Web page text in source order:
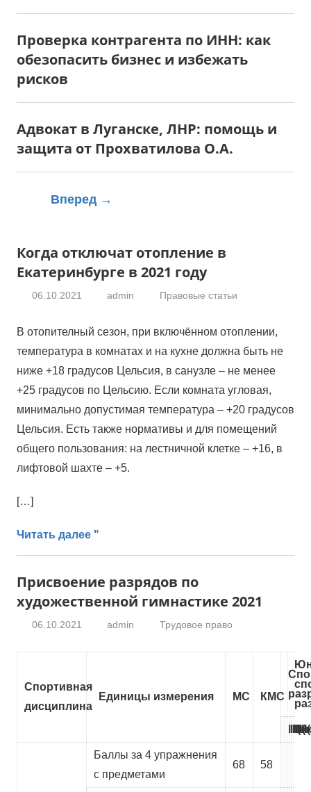
Проверка контрагента по ИНН: как
обезопасить бизнес и избежать
рисков
Адвокат в Луганске, ЛНР: помощь и
защита от Прохватилова О.А.
Вперед →
Когда отключат отопление в
Екатеринбурге в 2021 году
06.10.2021 admin Правовые статьи
В отопителный сезон, при включённом отоплении,
температура в комнатах и на кухне должна быть не
ниже +18 градусов Цельсия, в санузле – не менее
+25 градусов по Цельсию. Если комната угловая,
минимально допустимая температура – +20 градусов
Цельсия. Есть также нормативы и для помещений
общего пользования: на лестничной клетке – +16, в
лифтовой шахте – +5.
[…]
Читать далее "
Присвоение разрядов по
художественной гимнастике 2021
06.10.2021 admin Трудовое право
Спортивная
дисциплина
Единицы измерения МС КМС
Баллы за 4 упражнения
с предметами
68 58